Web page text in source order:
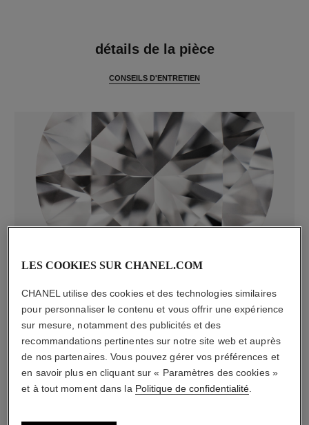
détails de la pièce
CONSEILS D'ENTRETIEN
37 diamants taille brillant totalisant 0,47 carat
LES COOKIES SUR CHANEL.COM
CHANEL utilise des cookies et des technologies similaires
pour personnaliser le contenu et vous offrir une expérience
sur mesure, notamment des publicités et des
recommandations pertinentes sur notre site web et auprès
de nos partenaires. Vous pouvez gérer vos préférences et
en savoir plus en cliquant sur « Paramètres des cookies »
et à tout moment dans la Politique de confidentialité.